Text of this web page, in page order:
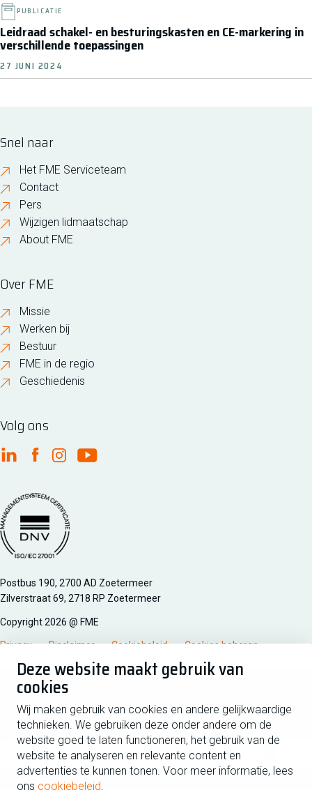
Deze website maakt gebruik van
cookies
Wij maken gebruik van cookies en andere gelijkwaardige
technieken. We gebruiken deze onder andere om de
website goed te laten functioneren, het gebruik van de
website te analyseren en relevante content en
advertenties te kunnen tonen. Voor meer informatie, lees
ons cookiebeleid.
PUBLICATIE
Leidraad schakel- en besturingskasten en CE-markering in
verschillende toepassingen
27 JUNI 2024
Snel naar
Het FME Serviceteam
Contact
Pers
Wijzigen lidmaatschap
About FME
Over FME
Missie
Werken bij
Bestuur
FME in de regio
Geschiedenis
Volg ons
FME Linkedin
FME Facebook
FME Instagram
FME Youtube
Managementsyteem certificatie DNV iso/iec 27001
Postbus 190, 2700 AD Zoetermeer
Zilverstraat 69, 2718 RP Zoetermeer
Copyright 2026 @ FME
Privacy Disclaimer Cookiebeleid Cookies beheren
Schrijf je in voor de nieuwsbrief
Voornaam
Achternaam